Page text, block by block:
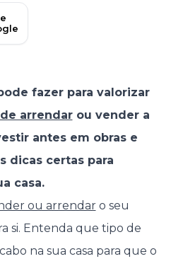
fazer para valorizar
arrendarou vender a
antes em obras e
dicas certas para
casa.
ou arrendaro seu
si. Entenda que tipo de
na sua casa para que o